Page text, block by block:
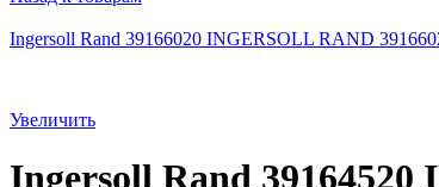
Ingersoll Rand 39166020 INGERSOLL RAND
Увеличить
Ingersoll Rand 39164520